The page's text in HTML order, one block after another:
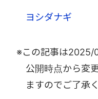
ヨシダナギ
※この記事は2025/
公開時点から変
ますのでご了承